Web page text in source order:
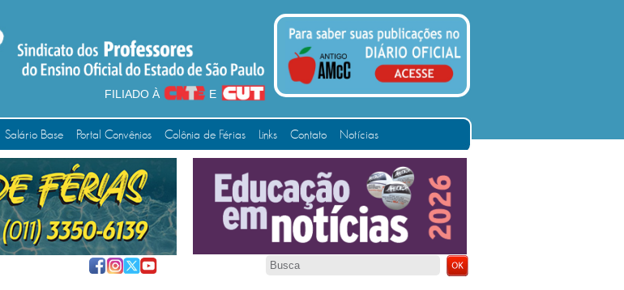
FILIADO À E
Salário Base Portal Convênios Colônia de Férias Links Contato Notícias